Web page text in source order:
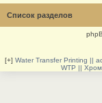
Список разделов
[+] Water Transfer Printing ||
WTP ||